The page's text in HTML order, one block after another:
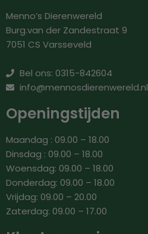
Menno’s Dierenwereld
Burg.van der Zandestraat 9
7051 CS Varsseveld
Bel ons: 0315-842604
info@mennosdierenwereld.nl
Openingstijden
Maandag : 09.00 – 18.00
Dinsdag : 09.00 – 18.00
Woensdag: 09.00 – 18.00
Donderdag: 09.00 – 18.00
Vrijdag: 09.00 – 20.00
Zaterdag: 09.00 – 17.00